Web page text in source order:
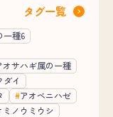
タグ一覧
一種6
オサハギ属の一種
イ
アオベニハゼ
ミノウミウシ